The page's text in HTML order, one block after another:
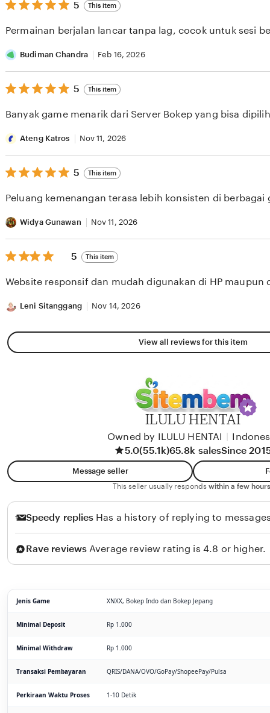
5
out
5
5 This item
Permainan berjalan lancar tanpa lag, cocok untuk sesi
Budiman Chandra Feb 16, 2026
5
out
5
5 This item
Banyak game menarik dari Server Bokep yang bisa
Ateng Katros Nov 11, 2026
5
out
5
5 This item
Peluang kemenangan terasa lebih konsisten di berbagai
Widya Gunawan Nov 11, 2026
5
out
5
5 This item
Website responsif dan mudah digunakan di HP maupun
Leni Sitanggang Nov 14, 2026
View all reviews for this item
ILULU HENTAI
Owned by ILULU HENTAI
5.0(55.1k)65.8k salesSince
Message seller
This seller usually responds within a few
Speedy replies Has a history of replying to
Rave reviews Average review rating is 4.8 or higher.
Jenis Game XNXX, Bokep Indo dan Bokep Jepang
Minimal Deposit Rp 1.000
Minimal Withdraw Rp 1.000
Transaksi Pembayaran QRIS/DANA/OVO/GoPay/ShopeePay/Pulsa
Perkiraan Waktu Proses 1-10 Detik